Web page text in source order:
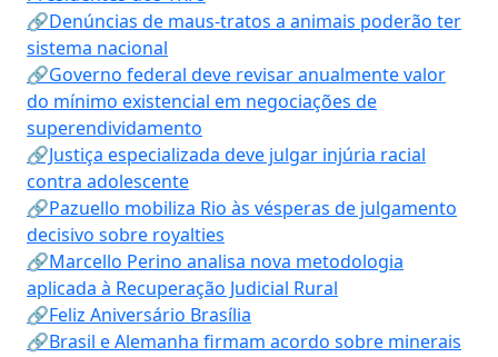
🔗Denúncias de maus-tratos a animais poderão ter
sistema nacional
🔗Governo federal deve revisar anualmente valor
do mínimo existencial em negociações de
superendividamento
🔗Justiça especializada deve julgar injúria racial
contra adolescente
🔗Pazuello mobiliza Rio às vésperas de julgamento
decisivo sobre royalties
🔗Marcello Perino analisa nova metodologia
aplicada à Recuperação Judicial Rural
🔗Feliz Aniversário Brasília
🔗Brasil e Alemanha firmam acordo sobre minerais